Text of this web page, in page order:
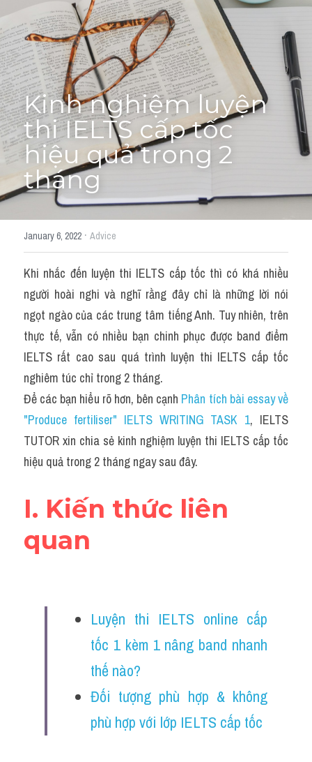
Adj
Khác
Từ vựng theo topic
Từ vựng theo Topic
Vocabulary - Grammar
Grammar
Part 2
Noun
Verb
Du học Hà Lan
Du học Cấp Ba
Đề thi thật Task 1
Cách dùng từ
Đề thi IELTS thật
Phân biệt từ
Đề thi thật Task 2
Speaking
Liên hệ
Lớp Siêu Cấp Tốc
HỌC THỬ →
Kinh nghiệm luyện
thi IELTS cấp tốc
hiệu quả trong 2
tháng
January 6, 2022 · Advice
Khi nhắc đến luyện thi IELTS cấp tốc thì có khá nhiều
người hoài nghi và nghĩ rằng đây chỉ là những lời nói
ngọt ngào của các trung tâm tiếng Anh. Tuy nhiên, trên
thực tế, vẫn có nhiều bạn chinh phục được band điểm
IELTS rất cao sau quá trình luyện thi IELTS cấp tốc
nghiêm túc chỉ trong 2 tháng.
Để các bạn hiểu rõ hơn, bên cạnh Phân tích bài essay về
"Produce fertiliser" IELTS WRITING TASK 1, IELTS
TUTOR xin chia sẻ kinh nghiệm luyện thi IELTS cấp tốc
hiệu quả trong 2 tháng ngay sau đây.
I. Kiến thức liên
quan
Luyện thi IELTS online cấp
tốc 1 kèm 1 nâng band nhanh
thế nào?
Đối tượng phù hợp & không
phù hợp với lớp IELTS cấp tốc